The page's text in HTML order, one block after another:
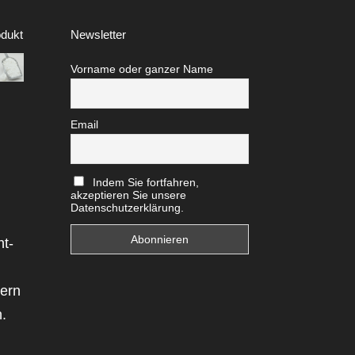
Newsletter
Vorname oder ganzer Name
Email
Indem Sie fortfahren,
akzeptieren Sie unsere
Datenschutzerklärung.